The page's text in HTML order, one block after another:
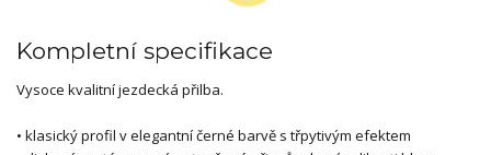
Kompletní specifikace
Vysoce kvalitní jezdecká přilba.
• klasický profil v elegantní černé barvě s třpytivým efektem